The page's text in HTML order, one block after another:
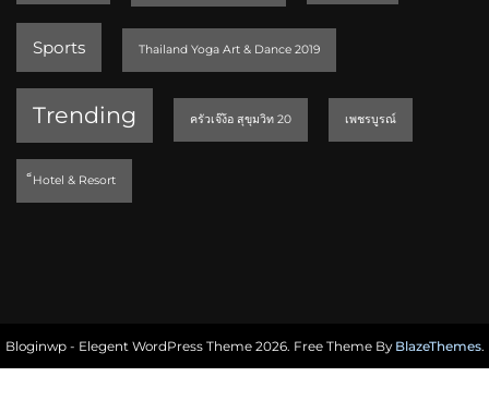
Sports Thailand Yoga Art & Dance 2019
Trending ครัวเจ๊ง้อ สุขุมวิท 20 เพชรบูรณ์
็Hotel & Resort
Bloginwp - Elegent WordPress Theme 2026. Free Theme By BlazeThemes.